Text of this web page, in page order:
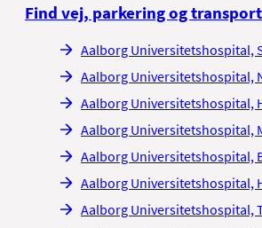
Find vej, parkering og transport
Aalborg Universitetshospital,
Aalborg Universitetshospital,
Aalborg Universitetshospital,
Aalborg Universitetshospital,
Aalborg Universitetshospital,
Aalborg Universitetshospital,
Aalborg Universitetshospital,